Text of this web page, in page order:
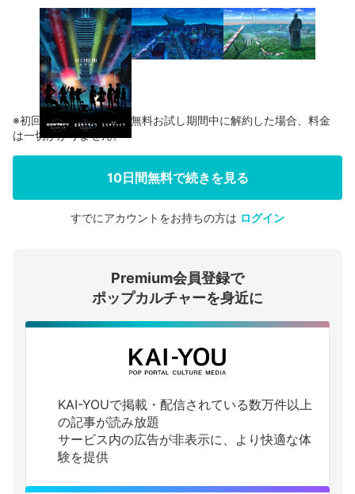
会員登録する
ログインする
※初回登録の方に限り、無料お試し期間中に解約した場合、料金
は一切かかりません。
10日間無料で続きを見る
すでにアカウントをお持ちの方は ログイン
Premium会員登録で
ポップカルチャーを身近に
KAI-YOUで掲載・配信されている数万件以上
の記事が読み放題
サービス内の広告が非表示に、より快適な体
験を提供